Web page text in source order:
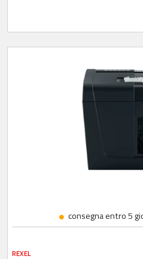
consegna entro 5
REXEL